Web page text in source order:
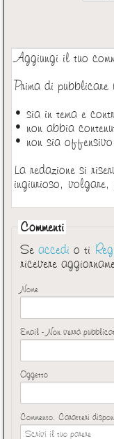
Aggiungi il tuo
Prima di pubblicare
• sia in tema e
• non abbia
• non sia
La redazione si
ingiurioso,
Commenti
Se accedi o ti
ricevere
Nome
Email - Non verrà
Oggetto
Commento. Caratteri